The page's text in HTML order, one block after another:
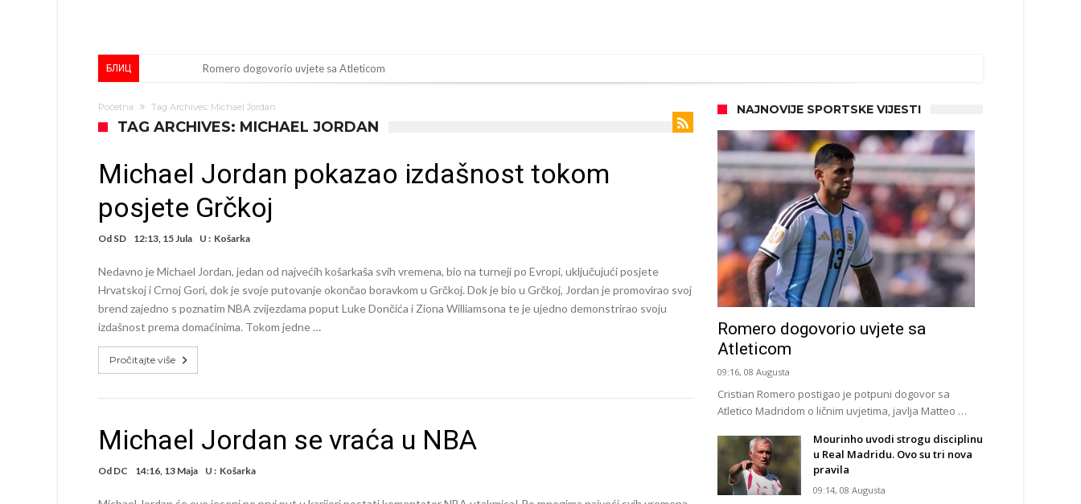
БЛИЦ Romero dogovorio uvjete sa Atleticom
Veliko “Here we go” malo prije ponoći – Liverpool se pojačao iz Barcelone!
Dilema više ne postoji – Datum dolaska Rodrija u Barcelonu napokon poznat
Engleski reprezentativac optužen za napad u noćnom klubu
Suđenje o smrti Maradone: Noge su mu bile natečene, nije se htio oprati
Ulazim na stadion da raznesem Mesija sa četiri bombe
Đani Infantino uzvraća udarac, ko ga je sve podržao do sada?
Početna Tag Archives: Michael Jordan
TAG ARCHIVES: MICHAEL JORDAN
Michael Jordan pokazao izdašnost tokom
posjete Grčkoj
Od SD 12:13, 15 Jula U : Košarka
Nedavno je Michael Jordan, jedan od najvećih košarkaša svih vremena, bio na turneji po Evropi, uključujući posjete
Hrvatskoj i Crnoj Gori, dok je svoje putovanje okončao boravkom u Grčkoj. Dok je bio u Grčkoj, Jordan je promovirao svoj
brend zajedno s poznatim NBA zvijezdama poput Luke Dončića i Ziona Williamsona te je ujedno demonstrirao svoju
izdašnost prema domaćinima. Tokom jedne …
Pročitajte više
Michael Jordan se vraća u NBA
Od DC 14:16, 13 Maja U : Košarka
NAJNOVIJE SPORTSKE VIJESTI
Romero dogovorio uvjete sa
Atleticom
09:16, 08 Augusta
Cristian Romero postigao je potpuni dogovor sa
Atletico Madridom o ličnim uvjetima, javlja Matteo …
Mourinho uvodi strogu disciplinu
u Real Madridu. Ovo su tri nova
pravila
09:14, 08 Augusta